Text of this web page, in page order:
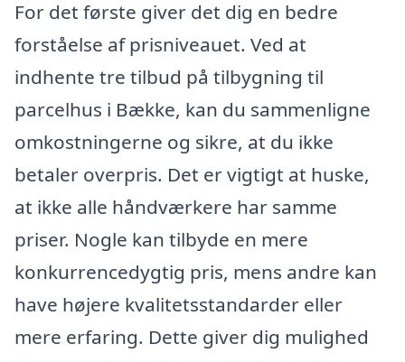
For det første giver det dig en bedre
forståelse af prisniveauet. Ved at
indhente tre tilbud på tilbygning til
parcelhus i Bække, kan du sammenligne
omkostningerne og sikre, at du ikke
betaler overpris. Det er vigtigt at huske,
at ikke alle håndværkere har samme
priser. Nogle kan tilbyde en mere
konkurrencedygtig pris, mens andre kan
have højere kvalitetsstandarder eller
mere erfaring. Dette giver dig mulighed